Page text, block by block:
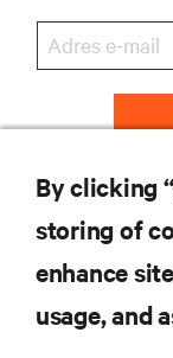
WSPARCIE
By clicking
storing of
enhance
usage, and